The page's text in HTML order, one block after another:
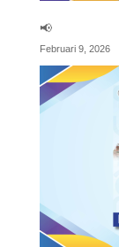
📢
Februari 9, 2026